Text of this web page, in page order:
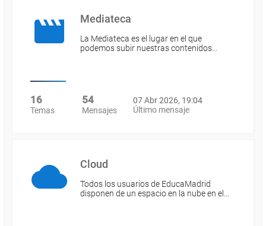
Mediateca
La Mediateca es el lugar en el que
podemos subir nuestras contenidos…
16
Temas
54
Mensajes
07 Abr 2026, 19:04
Último mensaje
Cloud
Todos los usuarios de EducaMadrid
disponen de un espacio en la nube en el…